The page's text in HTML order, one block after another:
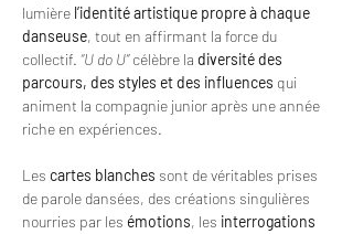
lumière l’identité artistique propre à chaque
danseuse, tout en affirmant la force du
collectif. “U do U” célèbre la diversité des
parcours, des styles et des influences qui
animent la compagnie junior après une année
riche en expériences.
Les cartes blanches sont de véritables prises
de parole dansées, des créations singulières
nourries par les émotions, les interrogations